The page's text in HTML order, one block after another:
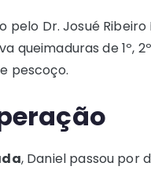
pelo Dr. Josué
queimaduras de 1º,
pescoço.
, Daniel passou por